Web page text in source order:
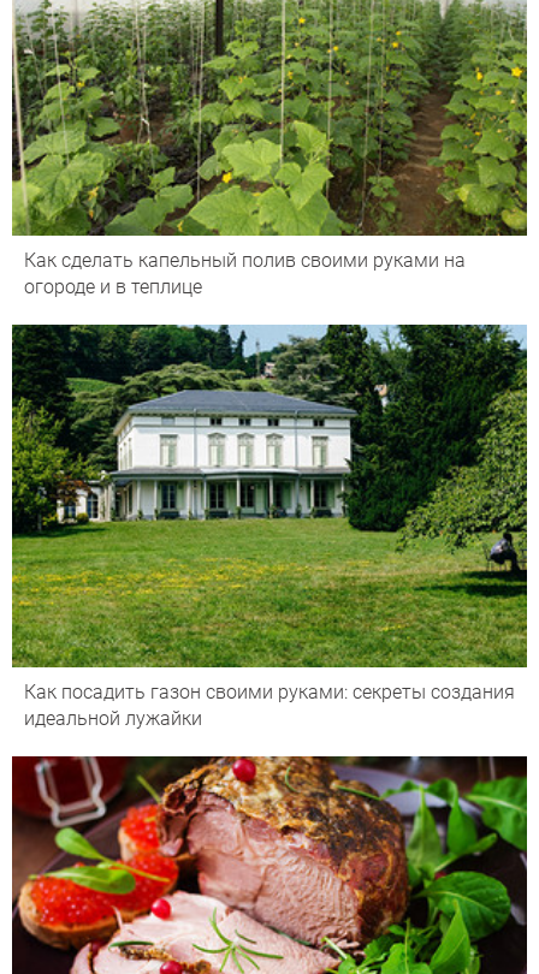
Как сделать капельный полив своими руками на
огороде и в теплице
Как посадить газон своими руками: секреты создания
идеальной лужайки